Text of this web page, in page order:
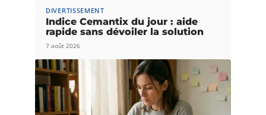
DIVERTISSEMENT
Indice Cemantix du jour : aide
rapide sans dévoiler la solution
7 août 2026